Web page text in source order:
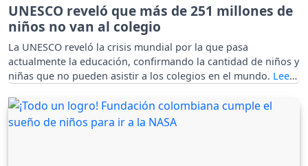
UNESCO reveló que más de 251 millones de
niños no van al colegio
La UNESCO reveló la crisis mundial por la que pasa
actualmente la educación, confirmando la cantidad de niños y
niñas que no pueden asistir a los colegios en el mundo.